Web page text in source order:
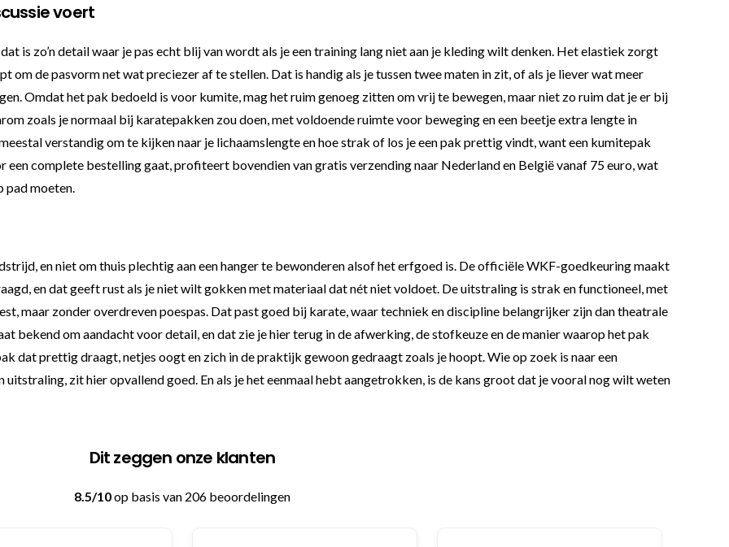
voert
is zo’n detail waar je pas echt blij van wordt als je een training lang niet aan je kleding wilt denken. Het elastiek zorgt
de pasvorm net wat preciezer af te stellen. Dat is handig als je tussen twee maten in zit, of als je liever wat meer
Omdat het pak bedoeld is voor kumite, mag het ruim genoeg zitten om vrij te bewegen, maar niet zo ruim dat je er bij
zoals je normaal bij karatepakken zou doen, met voldoende ruimte voor beweging en een beetje extra lengte in
verstandig om te kijken naar je lichaamslengte en hoe strak of los je een pak prettig vindt, want een kumitepak
complete bestelling gaat, profiteert bovendien van gratis verzending naar Nederland en België vanaf 75 euro, wat
pad moeten.
en niet om thuis plechtig aan een hanger te bewonderen alsof het erfgoed is. De officiële WKF-goedkeuring maakt
en dat geeft rust als je niet wilt gokken met materiaal dat nét niet voldoet. De uitstraling is strak en functioneel, met
maar zonder overdreven poespas. Dat past goed bij karate, waar techniek en discipline belangrijker zijn dan theatrale
bekend om aandacht voor detail, en dat zie je hier terug in de afwerking, de stofkeuze en de manier waarop het pak
dat prettig draagt, netjes oogt en zich in de praktijk gewoon gedraagt zoals je hoopt. Wie op zoek is naar een
zit hier opvallend goed. En als je het eenmaal hebt aangetrokken, is de kans groot dat je vooral nog wilt weten
Dit zeggen onze klanten
8.5/10op basis van 206 beoordelingen